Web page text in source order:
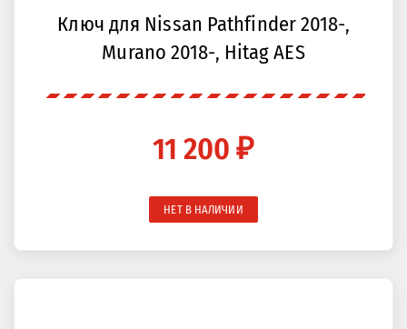
Ключ для Nissan Pathfinder 2018-,
Murano 2018-, Hitag AES
11 200 ₽
НЕТ В НАЛИЧИИ